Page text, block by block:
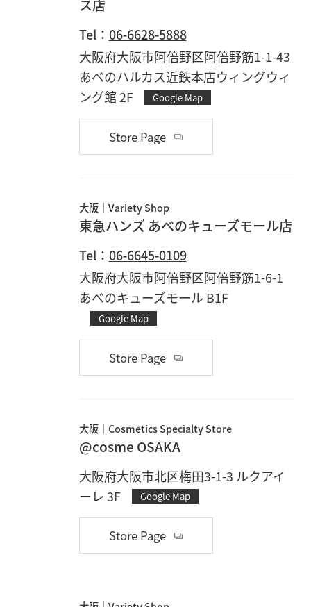
ス店
Tel： 06-6628-5888
大阪府大阪市阿倍野区阿倍野筋1-1-43
あべのハルカス近鉄本店ウィングウィ
ング館 2F
Google Map
Store Page
大阪 Variety Shop
東急ハンズ あべのキューズモール店
Tel： 06-6645-0109
大阪府大阪市阿倍野区阿倍野筋1-6-1
あべのキューズモール B1F
Google Map
Store Page
大阪 Cosmetics Specialty Store
@cosme OSAKA
大阪府大阪市北区梅田3-1-3 ルクアイ
ーレ 3F
Google Map
Store Page